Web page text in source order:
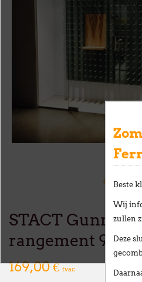
STACT
rangement 9
169,00 €tvac
Beste
Wij
zullen
Deze